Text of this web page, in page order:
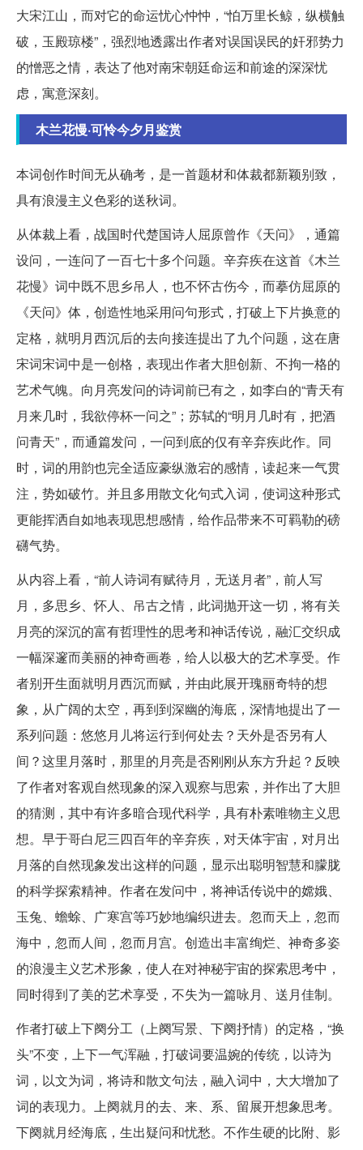
大宋江山，而对它的命运忧心忡忡，“怕万里长鲸，纵横触
破，玉殿琼楼”，强烈地透露出作者对误国误民的奸邪势力
的憎恶之情，表达了他对南宋朝廷命运和前途的深深忧
虑，寓意深刻。
木兰花慢·可怜今夕月鉴赏
本词创作时间无从确考，是一首题材和体裁都新颖别致，
具有浪漫主义色彩的送秋词。
从体裁上看，战国时代楚国诗人屈原曾作《天问》，通篇
设问，一连问了一百七十多个问题。辛弃疾在这首《木兰
花慢》词中既不思乡吊人，也不怀古伤今，而摹仿屈原的
《天问》体，创造性地采用问句形式，打破上下片换意的
定格，就明月西沉后的去向接连提出了九个问题，这在唐
宋词宋词中是一创格，表现出作者大胆创新、不拘一格的
艺术气魄。向月亮发问的诗词前已有之，如李白的“青天有
月来几时，我欲停杯一问之”；苏轼的“明月几时有，把酒
问青天”，而通篇发问，一问到底的仅有辛弃疾此作。同
时，词的用韵也完全适应豪纵激宕的感情，读起来一气贯
注，势如破竹。并且多用散文化句式入词，使词这种形式
更能挥洒自如地表现思想感情，给作品带来不可羁勒的磅
礴气势。
从内容上看，“前人诗词有赋待月，无送月者”，前人写
月，多思乡、怀人、吊古之情，此词抛开这一切，将有关
月亮的深沉的富有哲理性的思考和神话传说，融汇交织成
一幅深邃而美丽的神奇画卷，给人以极大的艺术享受。作
者别开生面就明月西沉而赋，并由此展开瑰丽奇特的想
象，从广阔的太空，再到到深幽的海底，深情地提出了一
系列问题：悠悠月儿将运行到何处去？天外是否另有人
间？这里月落时，那里的月亮是否刚刚从东方升起？反映
了作者对客观自然现象的深入观察与思索，并作出了大胆
的猜测，其中有许多暗合现代科学，具有朴素唯物主义思
想。早于哥白尼三四百年的辛弃疾，对天体宇宙，对月出
月落的自然现象发出这样的问题，显示出聪明智慧和朦胧
的科学探索精神。作者在发问中，将神话传说中的嫦娥、
玉兔、蟾蜍、广寒宫等巧妙地编织进去。忽而天上，忽而
海中，忽而人间，忽而月宫。创造出丰富绚烂、神奇多姿
的浪漫主义艺术形象，使人在对神秘宇宙的探索思考中，
同时得到了美的艺术享受，不失为一篇咏月、送月佳制。
作者打破上下阕分工（上阕写景、下阕抒情）的定格，“换
头”不变，上下一气浑融，打破词要温婉的传统，以诗为
词，以文为词，将诗和散文句法，融入词中，大大增加了
词的表现力。上阕就月的去、来、系、留展开想象思考。
下阕就月经海底，生出疑问和忧愁。不作生硬的比附、影